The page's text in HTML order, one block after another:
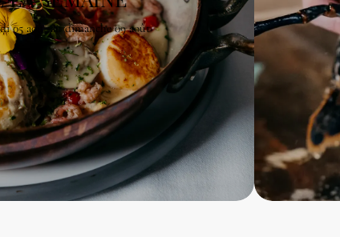
Lunch valable du mercredi 05 août au dimanche 09 août